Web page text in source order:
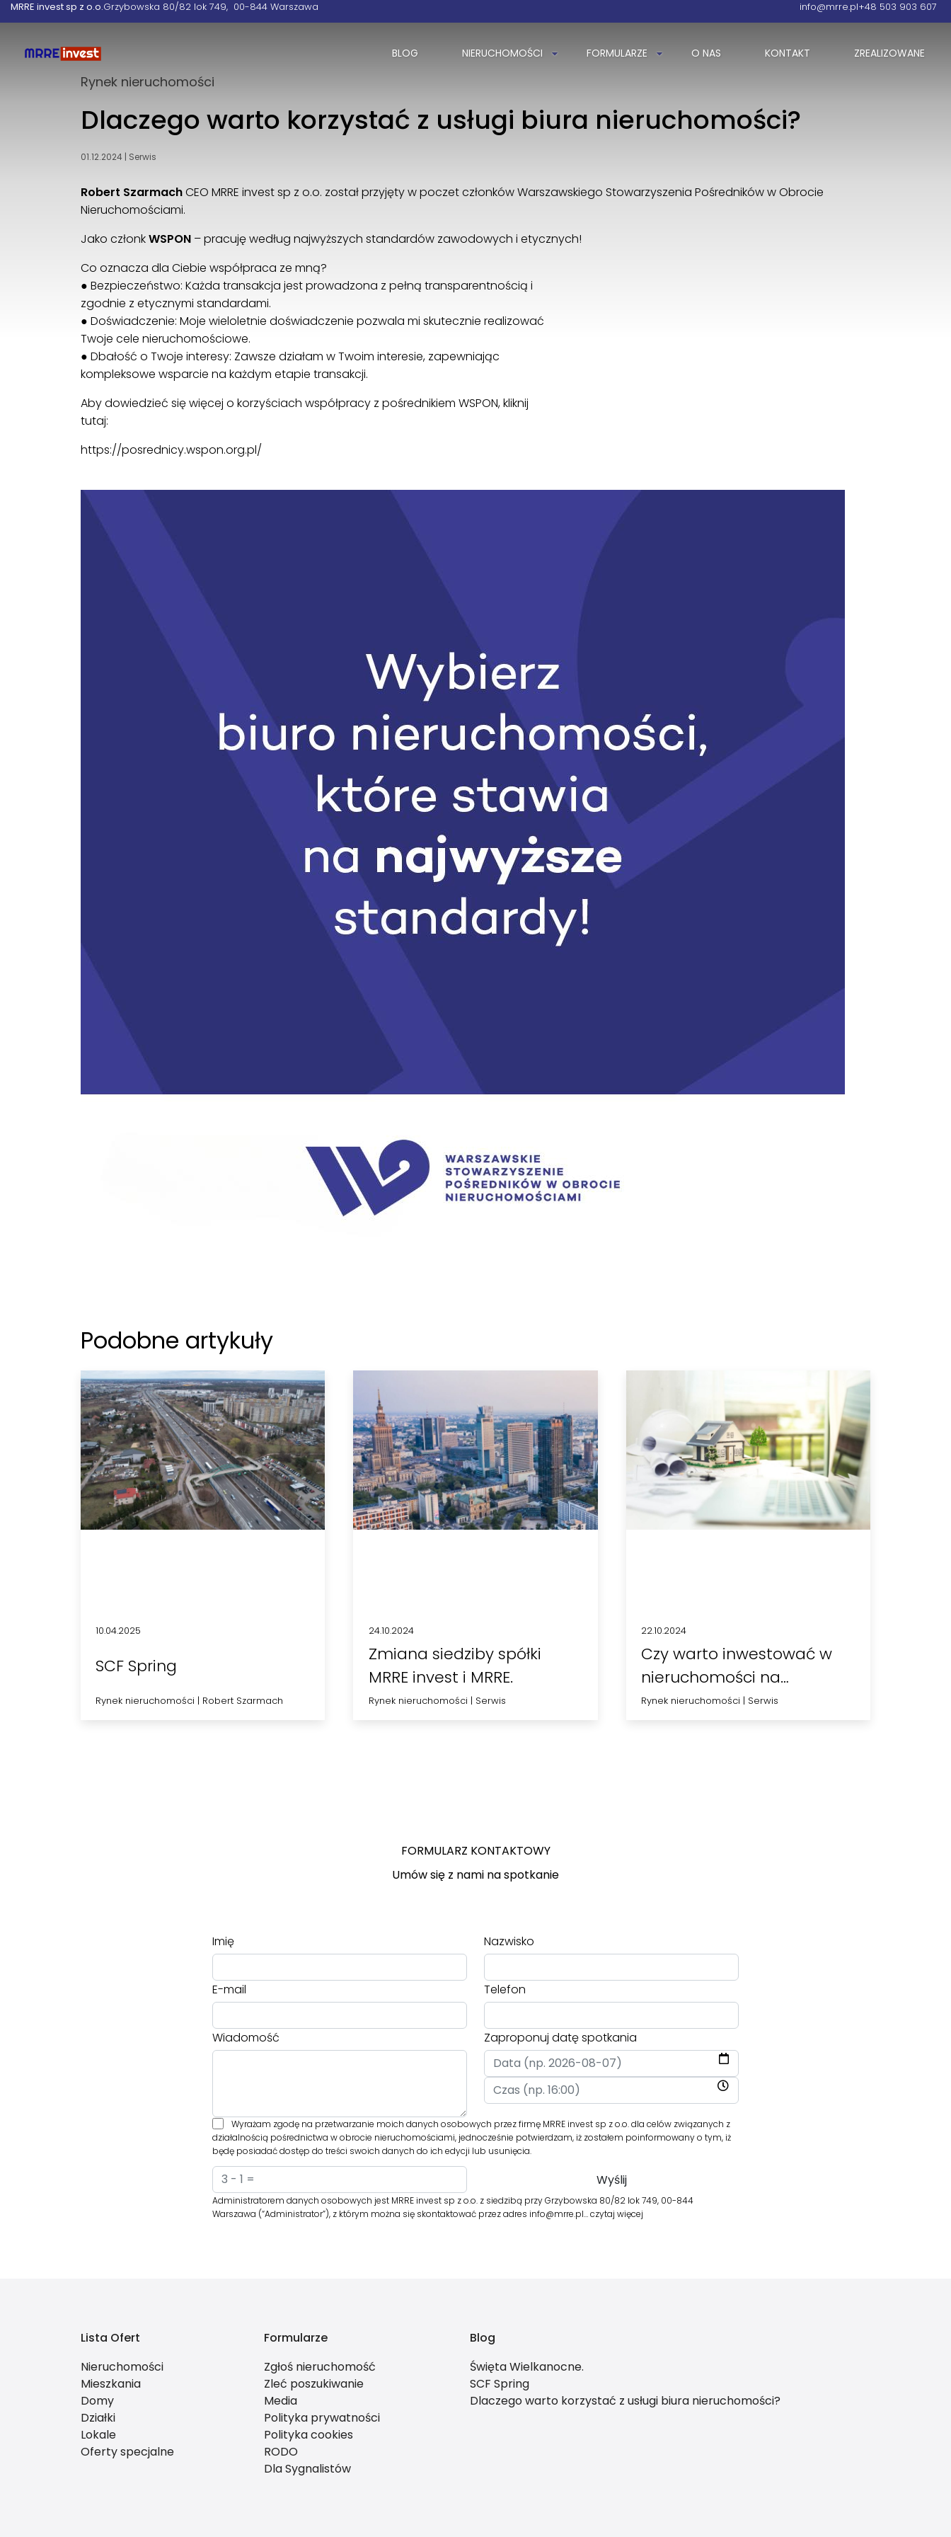
MRRE invest sp z o.o.Grzybowska 80/82 lok 749 00-844 Warszawa info@mrre.pl+48 503 903 607
BLOG NIERUCHOMOŚCI FORMULARZE O NAS KONTAKT ZREALIZOWANE
Rynek nieruchomości
Dlaczego warto korzystać z usługi biura nieruchomości?
01.12.2024 | Serwis
Robert SzarmachCEO MRRE invest sp z o.o. został przyjęty w poczet członków Warszawskiego Stowarzyszenia Pośredników w Obrocie
Nieruchomościami.
Jako członkWSPON – pracuję według najwyższych standardów zawodowych i etycznych!
Co oznacza dla Ciebie współpraca ze mną?
● Bezpieczeństwo: Każda transakcja jest prowadzona z pełną transparentnością i
zgodnie z etycznymi standardami.
● Doświadczenie: Moje wieloletnie doświadczenie pozwala mi skutecznie realizować
Twoje cele nieruchomościowe.
● Dbałość o Twoje interesy: Zawsze działam w Twoim interesie, zapewniając
kompleksowe wsparcie na każdym etapie transakcji.
Aby dowiedzieć się więcej o korzyściach współpracy z pośrednikiem WSPON, kliknij
tutaj:
https://posrednicy.wspon.org.pl/:
Podobne artykuły
10.04.2025
SCF Spring
Rynek nieruchomości | Robert Szarmach
24.10.2024
Zmiana siedziby spółki
MRRE invest i MRRE.
Rynek nieruchomości | Serwis
22.10.2024
Czy warto inwestować w
nieruchomości na
wynajem?
Rynek nieruchomości | Serwis
FORMULARZ KONTAKTOWY
Umów się z nami na spotkanie
Imię Nazwisko
E-mail Telefon
Wiadomość Zaproponuj datę spotkania
Wyrażam zgodę na przetwarzanie moich danych osobowych przez firmę MRRE invest sp z o.o. dla celów związanych z
działalnością pośrednictwa w obrocie nieruchomościami, jednocześnie potwierdzam, iż zostałem poinformowany o tym, iż
będę posiadać dostęp do treści swoich danych do ich edycji lub usunięcia.
Administratorem danych osobowych jest MRRE invest sp z o.o. z siedzibą przy Grzybowska 80/82 lok 749, 00-844
Warszawa (“Administrator”), z którym można się skontaktować przez adres info@mrre.pl…czytaj więcej
Lista Ofert
Nieruchomości
Mieszkania
Domy
Działki
Lokale
Oferty specjalne
Formularze
Zgłoś nieruchomość
Zleć poszukiwanie
Media
Polityka prywatności
Polityka cookies
RODO
Dla Sygnalistów
Blog
Święta Wielkanocne.
SCF Spring
Dlaczego warto korzystać z usługi biura nieruchomości?